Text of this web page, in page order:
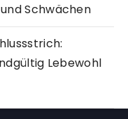
Schwächen
Lebewohl